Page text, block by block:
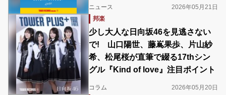
ニュース
2026年05月21日
邦楽
少し大人な日向坂46を見逃さない
で! 山口陽世、藤嶌果歩、片山紗
希、松尾桜が直筆で綴る17thシン
グル『Kind of love』注目ポイント
コラム
2026年05月20日